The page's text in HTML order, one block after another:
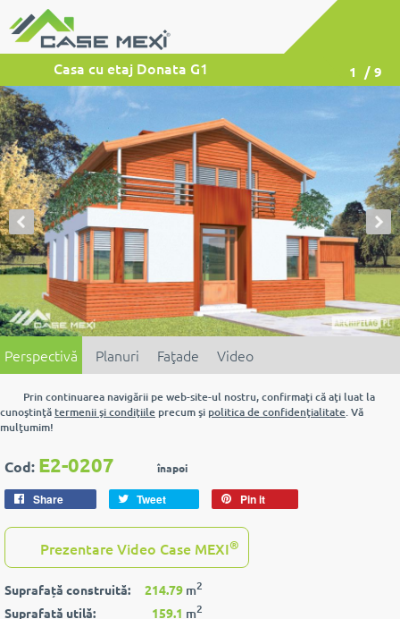
Casa cu etaj Donata G1 1 / 9
Perspectivă Planuri Faţade Video
Prin continuarea navigării pe web-site-ul nostru, confirmaţi că aţi luat la
cunoştinţătermenii şi condiţiile precum şi politica de confidenţialitate. Vă
mulţumim!
Cod: E2-0207 înapoi
Share Tweet Pin it
Prezentare Video Case MEXI®
Suprafață construită: 214.79 m2
Suprafață utilă: 159.1 m2